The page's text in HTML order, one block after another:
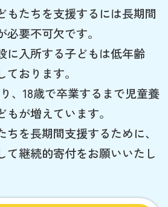
もたちを支援するには長期間
要不可欠です。
に入所する子どもは低年齢
おります。
、18歳で卒業するまで児童養
が増えています。
を長期間支援するために、
て継続的寄付をお願いいたし